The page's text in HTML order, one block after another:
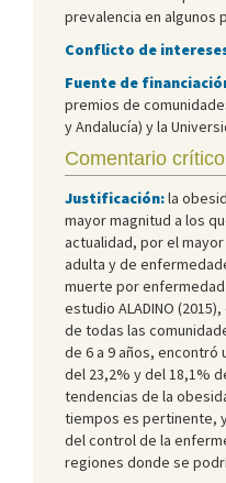
prevalencia en algunos
Conflicto de
Fuente de
premios de
y Andalucía) y la
Comentario crítico
Justificación:la
mayor magnitud a los
actualidad, por el
adulta y de
muerte por
estudio ALADINO
de todas las
de 6 a 9 años,
del 23,2% y del 18,1%
tendencias de la
tiempos es pertinente,
del control de la
regiones donde se